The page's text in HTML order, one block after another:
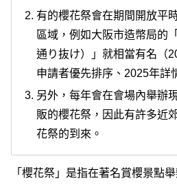
有的櫻花祭會在期間開放平
區域，例如大阪市造幣局的
通り抜け）」就相當有名（
申請者優先排序、2025年詳
另外，每年會在會場內舉辦
販的櫻花祭，因此有許多近
花祭的到來。
「櫻花祭」是指在著名賞櫻景點